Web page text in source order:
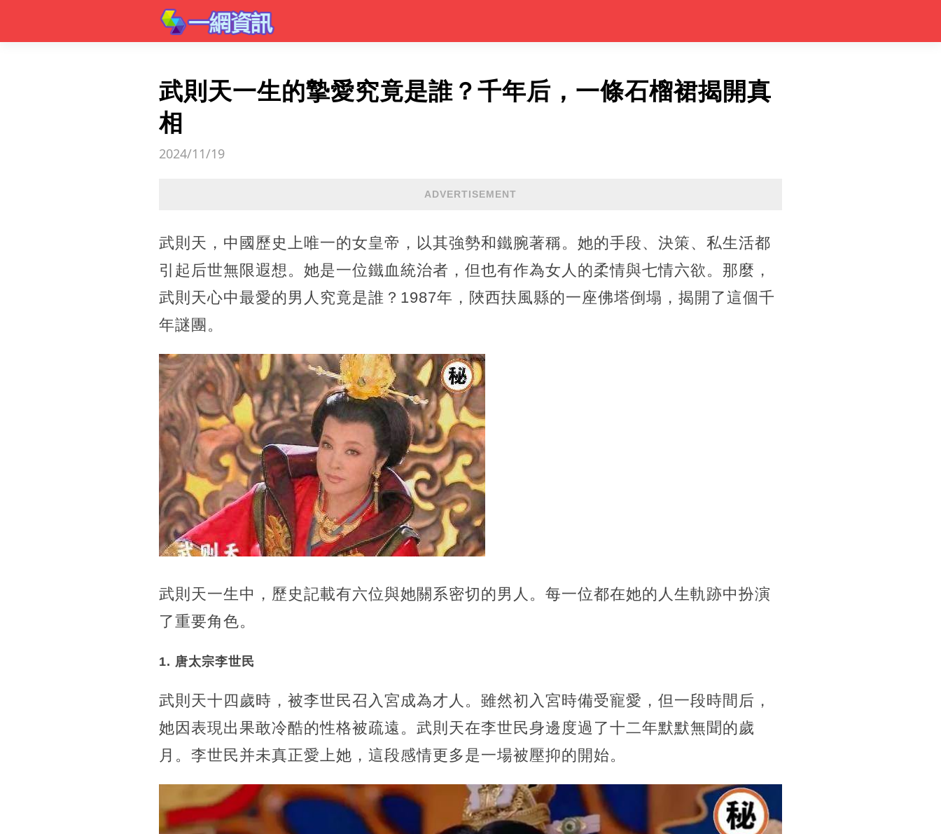
武則天一生的摯愛究竟是誰？千年后，一條石榴裙揭開真
相
2024/11/19
ADVERTISEMENT
武則天，中國歷史上唯一的女皇帝，以其強勢和鐵腕著稱。她的手段、決策、私生活都
引起后世無限遐想。她是一位鐵血統治者，但也有作為女人的柔情與七情六欲。那麼，
武則天心中最愛的男人究竟是誰？1987年，陜西扶風縣的一座佛塔倒塌，揭開了這個千
年謎團。
武則天一生中，歷史記載有六位與她關系密切的男人。每一位都在她的人生軌跡中扮演
了重要角色。
1. 唐太宗李世民
武則天十四歲時，被李世民召入宮成為才人。雖然初入宮時備受寵愛，但一段時間后，
她因表現出果敢冷酷的性格被疏遠。武則天在李世民身邊度過了十二年默默無聞的歲
月。李世民并未真正愛上她，這段感情更多是一場被壓抑的開始。